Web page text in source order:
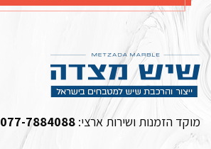
מוקד הזמנות ושירות ארצי: 077-7884088